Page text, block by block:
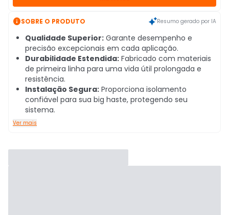
SOBRE O PRODUTO Resumo gerado por IA
Qualidade Superior: Garante desempenho e
precisão excepcionais em cada aplicação.
Durabilidade Estendida: Fabricado com materiais
de primeira linha para uma vida útil prolongada e
resistência.
Instalação Segura: Proporciona isolamento
confiável para sua big haste, protegendo seu
sistema.
Ver mais